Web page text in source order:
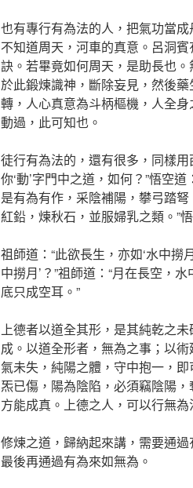
也有專行有為法的人，把氣功當
不知道周天，河車的真意。呂洞
訣。若畢竟如何周天，是助長也。
於此鍛煉識神，斷除妄見，然後
轉，人心真意為斗柄樞機，人全
動過，此可知也。
徒行有為法的，還有很多，同樣
你‘動’字門中之道，如何？”悟空
是有為有作，采陰補陽，攀弓踏
紅鉛，煉秋石，並服婦乳之類。”
祖師道：“此欲長生，亦如‘水中撈
中撈月’？”祖師道：“月在長空，
底只成空耳。”
上德者以道全其形，是其純乾之
成。以道全形者，無為之事；以
氣未失，純陽之體，守中抱一，
炁已傷，陽為陰陷，必須竊陰陽
方能成真。上德之人，可以行無為
修煉之道，歸納起來講，需要通
最後再通過有為來如無為。